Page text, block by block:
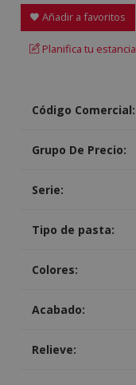
Añadir a favoritos
Planifica tu estancia
Código Comercial:
Grupo De Precio:
Serie:
Tipo de pasta:
Colores:
Acabado:
Relieve: